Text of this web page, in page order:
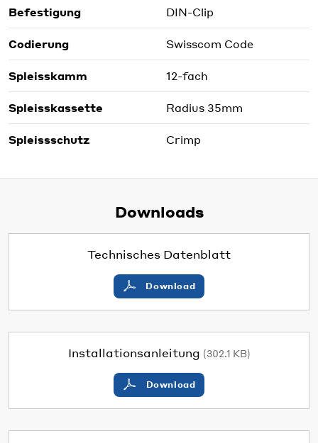
Befestigung DIN-Clip
Codierung Swisscom Code
Spleisskamm 12-fach
Spleisskassette Radius 35mm
Spleissschutz Crimp
Downloads
Technisches Datenblatt
Download
Installationsanleitung (302.1 KB)
Download